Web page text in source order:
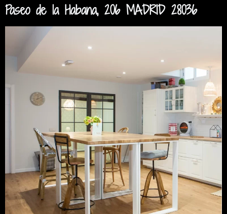
Paseo de la Habana, 206 MADRID 28036